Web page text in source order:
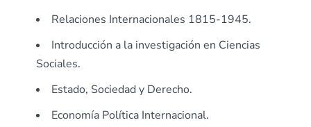
Relaciones Internacionales 1815-1945.
Introducción a la investigación en Ciencias
Sociales.
Estado, Sociedad y Derecho.
Economía Política Internacional.